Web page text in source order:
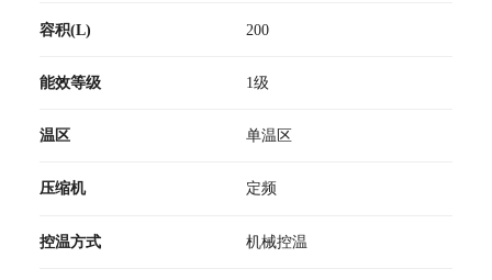
容积(L) 200
能效等级 1级
温区 单温区
压缩机 定频
控温方式 机械控温